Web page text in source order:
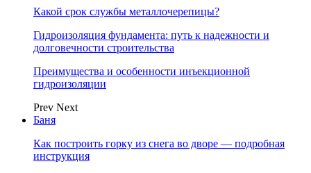
Какой срок службы металлочерепицы?
Гидроизоляция фундамента: путь к надежности и
долговечности строительства
Преимущества и особенности инъекционной
гидроизоляции
Prev Next
Баня
Как построить горку из снега во дворе — подробная
инструкция